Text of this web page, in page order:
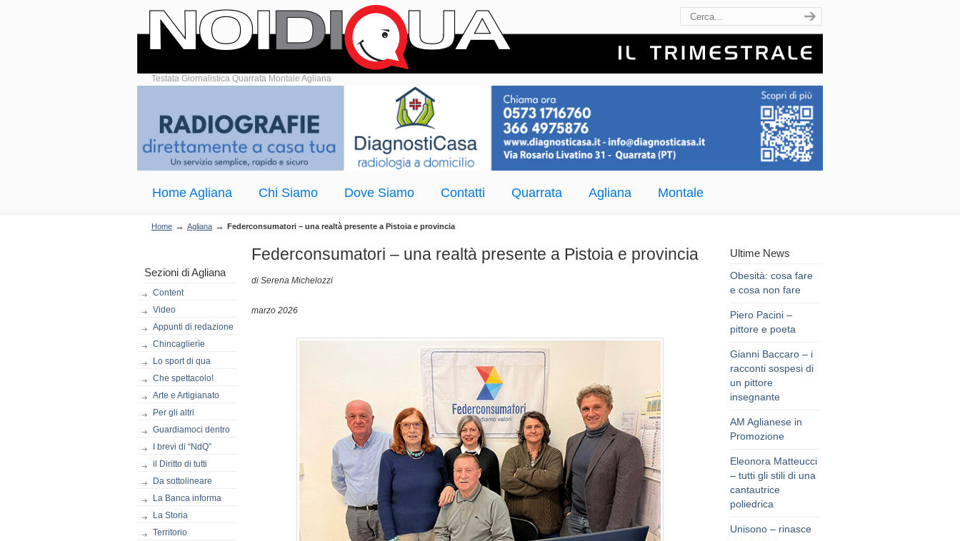
Testata Giornalistica Quarrata Montale Agliana
Home Agliana Chi Siamo Dove Siamo Contatti Quarrata Agliana Montale
Home → Agliana → Federconsumatori – una realtà presente a Pistoia e provincia
Sezioni di Agliana
Content
Video
Appunti di redazione
Chincaglierìe
Lo sport di qua
Che spettacolo!
Arte e Artigianato
Per gli altri
Guardiamoci dentro
I brevi di “NdQ”
il Diritto di tutti
Da sottolineare
La Banca informa
La Storia
Territorio
Federconsumatori – una realtà presente a Pistoia e provincia
di Serena Michelozzi
marzo 2026
Ultime News
Obesità: cosa fare
e cosa non fare
Piero Pacini –
pittore e poeta
Gianni Baccaro – i
racconti sospesi di
un pittore
insegnante
AM Aglianese in
Promozione
Eleonora Matteucci
– tutti gli stili di una
cantautrice
poliedrica
Unisono – rinasce